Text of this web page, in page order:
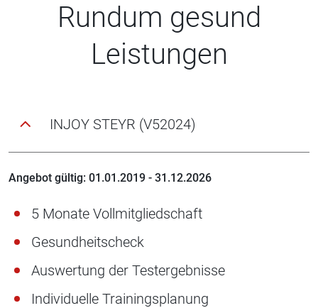
Rundum gesund
Leistungen
INJOY STEYR (V52024)
Angebot gültig: 01.01.2019 - 31.12.2026
5 Monate Vollmitgliedschaft
Gesundheitscheck
Auswertung der Testergebnisse
Individuelle Trainingsplanung